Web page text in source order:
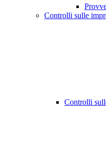
Controlli sulle
Controlli